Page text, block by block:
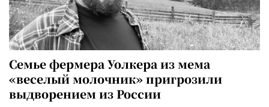
Семье фермера Уолкера из мема
«веселый молочник» пригрозили
выдворением из России